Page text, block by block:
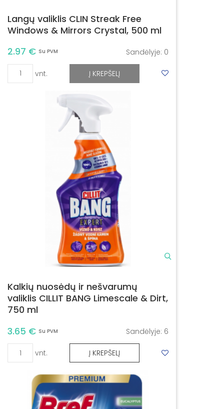
Langų valiklis CLIN Streak Free
Windows & Mirrors Crystal, 500 ml
2.97 € Su PVM Sandėlyje: 0
vnt. Į KREPŠELĮ
Kalkių nuosėdų ir nešvarumų
valiklis CILLIT BANG Limescale & Dirt,
750 ml
3.65 € Su PVM Sandėlyje: 6
vnt. Į KREPŠELĮ